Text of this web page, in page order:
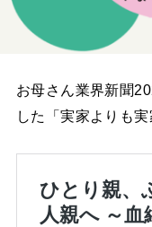
お母さん業界新聞
した「実家よりも実